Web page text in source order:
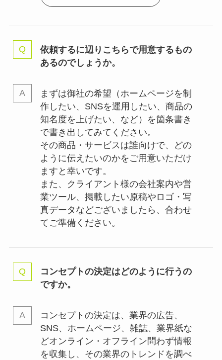
依頼するに辺りこちらで用意するもの
あるのでしょうか。
まずは御社の希望（ホームページを制
作したい、SNSを運用したい、商品の
知名度を上げたい、など）を箇条書き
で書き出してみてください。
その商品・サービスは誰向けで、どの
ように伝えたいのかをご用意いただけ
ますと幸いです。
また、クライアント様の会社案内や営
業ツール、掲載したい原稿やロゴ・写
真データなどございましたら、合わせ
てご準備ください。
コンセプトの決定はどのように行うの
ですか。
コンセプトの決定は、業界の広告、
SNS、ホームページ、雑誌、業界紙な
どオンライン・オフライン問わず情報
を収集し、その業界のトレンドを調べ